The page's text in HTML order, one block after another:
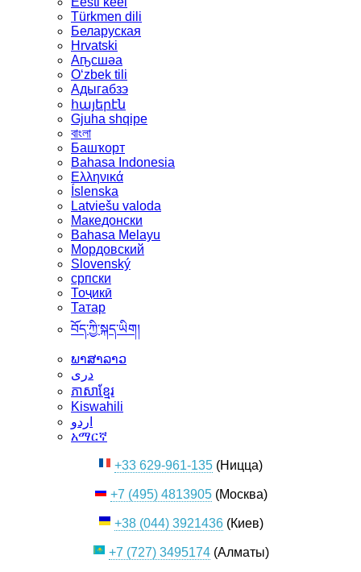
Türkmen dili
Беларуская
Hrvatski
Аҧсшәа
Oʻzbek tili
Адыгабзэ
հայերէն
Gjuha shqipe
বাংলা
Башҡорт
Bahasa Indonesia
Ελληνικά
Íslenska
Latviešu valoda
Македонски
Bahasa Melayu
Мордовский
Slovenský
српски
Тоҷикӣ
Татар
བོད་ཀྱི་སྐད་ཡིག།
ພາສາລາວ
دری
ភាសាខ្មែរ
Kiswahili
اردو
አማርኛ
+33 629-961-135 (Ницца)
+7 (495) 4813905(Москва)
+38 (044) 3921436(Киев)
+7 (727) 3495174(Алматы)